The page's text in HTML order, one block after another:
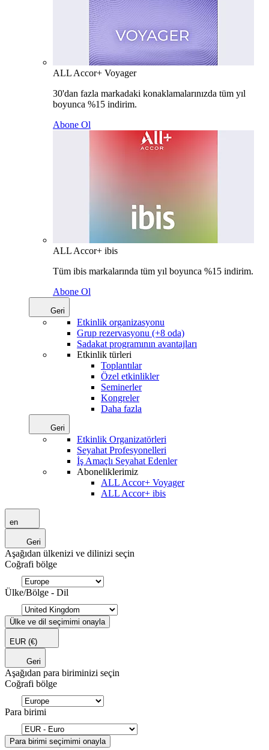
ALL Accor+ Voyager
30'dan fazla markadaki konaklamalarınızda tüm yıl
boyunca %15 indirim.
Abone Ol
ALL Accor+ ibis
Tüm ibis markalarında tüm yıl boyunca %15 indirim.
Abone Ol
Geri
Etkinlik organizasyonu
Grup rezervasyonu (+8 oda)
Sadakat programının avantajları
Etkinlik türleri
Toplantılar
Özel etkinlikler
Seminerler
Kongreler
Daha fazla
Geri
Etkinlik Organizatörleri
Seyahat Profesyonelleri
İş Amaçlı Seyahat Edenler
Aboneliklerimiz
ALL Accor+ Voyager
ALL Accor+ ibis
en
Geri
Aşağıdan ülkenizi ve dilinizi seçin
Coğrafi bölge
Ülke/Bölge - Dil
Ülke ve dil seçimimi onayla
EUR (€)
Geri
Aşağıdan para biriminizi seçin
Coğrafi bölge
Para birimi
Para birimi seçimimi onayla